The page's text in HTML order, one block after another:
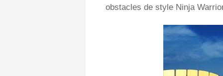
obstacles de style Ninja